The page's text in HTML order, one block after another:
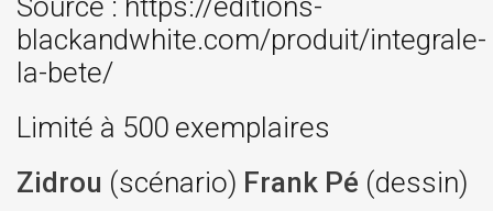
Source : https://editions-
blackandwhite.com/produit/integrale-
la-bete/
Limité à 500 exemplaires
Zidrou (scénario) Frank Pé (dessin)